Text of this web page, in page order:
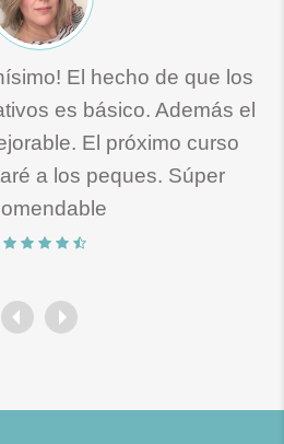
El hecho de que los
es básico. Además el
El próximo curso
a los peques. Súper